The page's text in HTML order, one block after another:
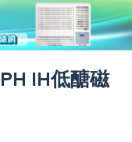
IH低醣磁